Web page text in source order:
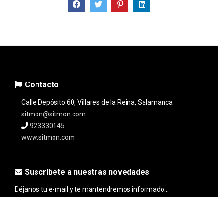
Contacto
Calle Depósito 60, Villares de la Reina, Salamanca
sitmon@sitmon.com
923330145
www.sitmon.com
Suscríbete a nuestras novedades
Déjanos tu e-mail y te mantendremos informado...